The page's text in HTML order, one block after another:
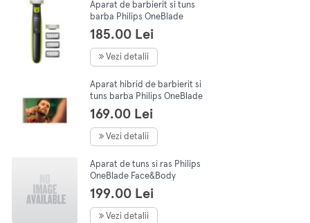
Aparat de barbierit si tuns
barba Philips OneBlade
QP2520/30, 3 piepteni, 1
lama, Acumulatori,
Negru/Verde
185.00 Lei
Vezi detalii
Aparat hibrid de barbierit si
tuns barba Philips OneBlade
Face&Body QP2821/20,
pieptene reglabil 5 in 1,
autonomie 45 min,
Negru/Verde
169.00 Lei
Vezi detalii
Aparat de tuns si ras Philips
OneBlade Face&Body
QP2830/20
199.00 Lei
Vezi detalii